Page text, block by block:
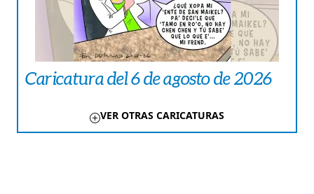
Caricatura del 6 de agosto de 2026
VER OTRAS CARICATURAS